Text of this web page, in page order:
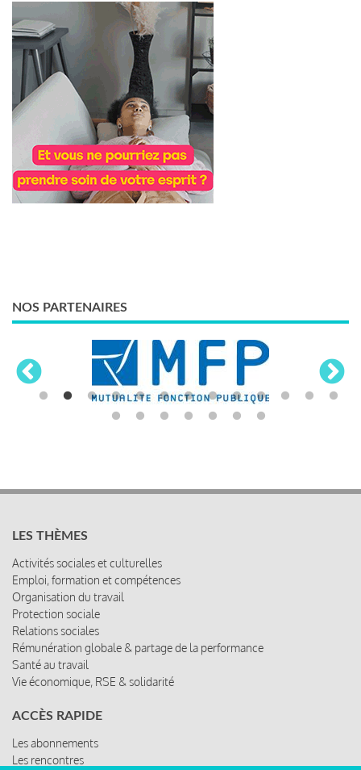
NOS PARTENAIRES
LES THÈMES
Activités sociales et culturelles
Emploi, formation et compétences
Organisation du travail
Protection sociale
Relations sociales
Rémunération globale & partage de la performance
Santé au travail
Vie économique, RSE & solidarité
ACCÈS RAPIDE
Les abonnements
Les rencontres